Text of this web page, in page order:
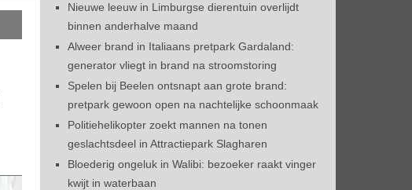
Nieuwe leeuw in Limburgse dierentuin overlijdt
binnen anderhalve maand
Alweer brand in Italiaans pretpark Gardaland:
generator vliegt in brand na stroomstoring
Spelen bij Beelen ontsnapt aan grote brand:
pretpark gewoon open na nachtelijke schoonmaak
Politiehelikopter zoekt mannen na tonen
geslachtsdeel in Attractiepark Slagharen
Bloederig ongeluk in Walibi: bezoeker raakt vinger
kwijt in waterbaan